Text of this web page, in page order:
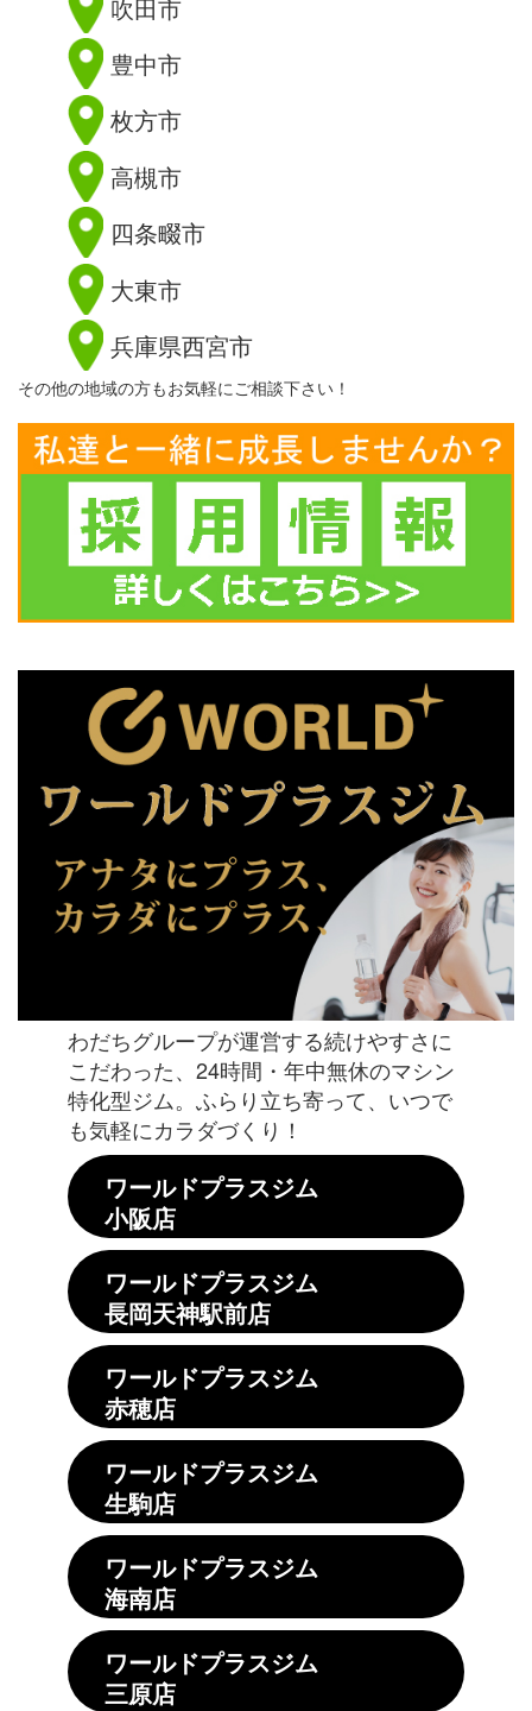
吹田市
豊中市
枚方市
高槻市
四条畷市
大東市
兵庫県西宮市
その他の地域の方もお気軽にご相談下さい！
わだちグループが運営する続けやすさに
こだわった、24時間・年中無休のマシン
特化型ジム。ふらり立ち寄って、いつで
も気軽にカラダづくり！
ワールドプラスジム
小阪店
ワールドプラスジム
長岡天神駅前店
ワールドプラスジム
赤穂店
ワールドプラスジム
生駒店
ワールドプラスジム
海南店
ワールドプラスジム
三原店